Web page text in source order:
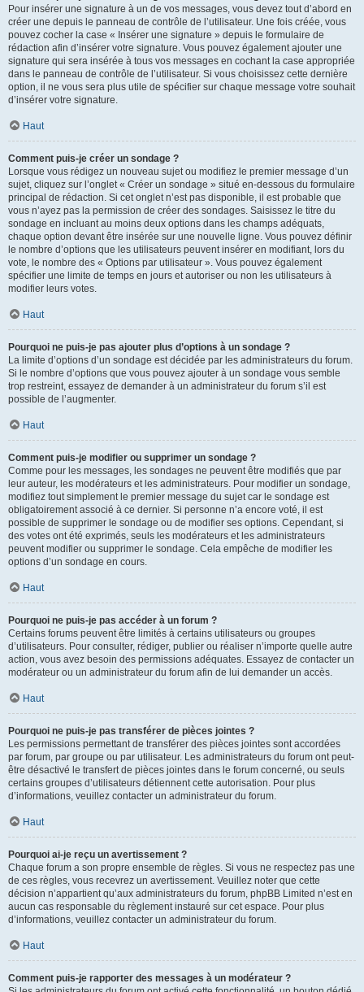
Pour insérer une signature à un de vos messages, vous devez tout d’abord en
créer une depuis le panneau de contrôle de l’utilisateur. Une fois créée, vous
pouvez cocher la case « Insérer une signature » depuis le formulaire de
rédaction afin d’insérer votre signature. Vous pouvez également ajouter une
signature qui sera insérée à tous vos messages en cochant la case appropriée
dans le panneau de contrôle de l’utilisateur. Si vous choisissez cette dernière
option, il ne vous sera plus utile de spécifier sur chaque message votre souhait
d’insérer votre signature.
Haut
Comment puis-je créer un sondage ?
Lorsque vous rédigez un nouveau sujet ou modifiez le premier message d’un
sujet, cliquez sur l’onglet « Créer un sondage » situé en-dessous du formulaire
principal de rédaction. Si cet onglet n’est pas disponible, il est probable que
vous n’ayez pas la permission de créer des sondages. Saisissez le titre du
sondage en incluant au moins deux options dans les champs adéquats,
chaque option devant être insérée sur une nouvelle ligne. Vous pouvez définir
le nombre d’options que les utilisateurs peuvent insérer en modifiant, lors du
vote, le nombre des « Options par utilisateur ». Vous pouvez également
spécifier une limite de temps en jours et autoriser ou non les utilisateurs à
modifier leurs votes.
Haut
Pourquoi ne puis-je pas ajouter plus d’options à un sondage ?
La limite d’options d’un sondage est décidée par les administrateurs du forum.
Si le nombre d’options que vous pouvez ajouter à un sondage vous semble
trop restreint, essayez de demander à un administrateur du forum s’il est
possible de l’augmenter.
Haut
Comment puis-je modifier ou supprimer un sondage ?
Comme pour les messages, les sondages ne peuvent être modifiés que par
leur auteur, les modérateurs et les administrateurs. Pour modifier un sondage,
modifiez tout simplement le premier message du sujet car le sondage est
obligatoirement associé à ce dernier. Si personne n’a encore voté, il est
possible de supprimer le sondage ou de modifier ses options. Cependant, si
des votes ont été exprimés, seuls les modérateurs et les administrateurs
peuvent modifier ou supprimer le sondage. Cela empêche de modifier les
options d’un sondage en cours.
Haut
Pourquoi ne puis-je pas accéder à un forum ?
Certains forums peuvent être limités à certains utilisateurs ou groupes
d’utilisateurs. Pour consulter, rédiger, publier ou réaliser n’importe quelle autre
action, vous avez besoin des permissions adéquates. Essayez de contacter un
modérateur ou un administrateur du forum afin de lui demander un accès.
Haut
Pourquoi ne puis-je pas transférer de pièces jointes ?
Les permissions permettant de transférer des pièces jointes sont accordées
par forum, par groupe ou par utilisateur. Les administrateurs du forum ont peut-
être désactivé le transfert de pièces jointes dans le forum concerné, ou seuls
certains groupes d’utilisateurs détiennent cette autorisation. Pour plus
d’informations, veuillez contacter un administrateur du forum.
Haut
Pourquoi ai-je reçu un avertissement ?
Chaque forum a son propre ensemble de règles. Si vous ne respectez pas une
de ces règles, vous recevrez un avertissement. Veuillez noter que cette
décision n’appartient qu’aux administrateurs du forum, phpBB Limited n’est en
aucun cas responsable du règlement instauré sur cet espace. Pour plus
d’informations, veuillez contacter un administrateur du forum.
Haut
Comment puis-je rapporter des messages à un modérateur ?